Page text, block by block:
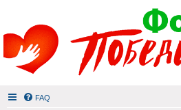
FAQ